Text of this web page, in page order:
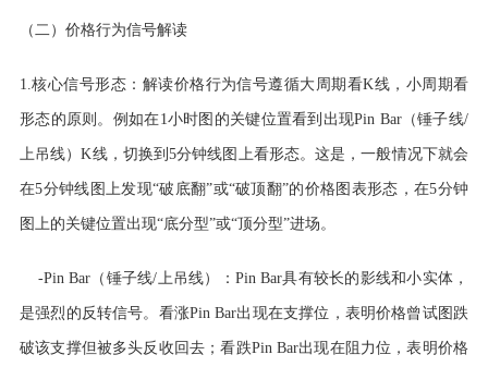
（二）价格行为信号解读
1.核心信号形态：解读价格行为信号遵循大周期看K线，小周期看
形态的原则。例如在1小时图的关键位置看到出现Pin Bar（锤子线/
上吊线）K线，切换到5分钟线图上看形态。这是，一般情况下就会
在5分钟线图上发现“破底翻”或“破顶翻”的价格图表形态，在5分钟
图上的关键位置出现“底分型”或“顶分型”进场。
-Pin Bar（锤子线/上吊线）：Pin Bar具有较长的影线和小实体，
是强烈的反转信号。看涨Pin Bar出现在支撑位，表明价格曾试图跌
破该支撑但被多头反收回去；看跌Pin Bar出现在阻力位，表明价格